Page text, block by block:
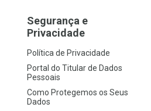
Segurança e
Privacidade
Política de Privacidade
Portal do Titular de Dados
Pessoais
Como Protegemos os Seus
Dados